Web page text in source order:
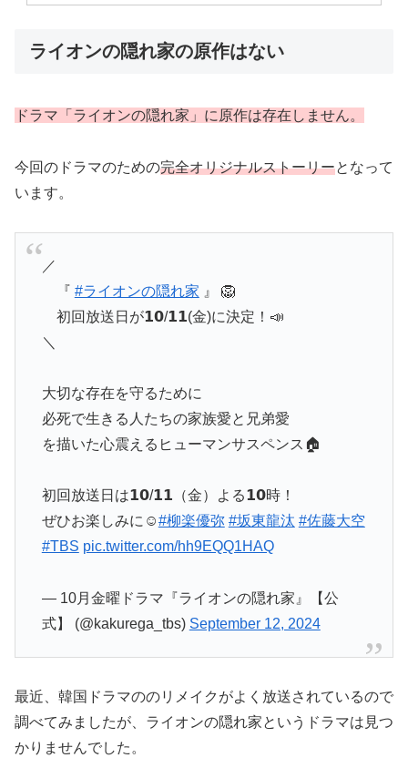
ライオンの隠れ家の原作はない
ドラマ「ライオンの隠れ家」に原作は存在しません。
今回のドラマのための完全オリジナルストーリーとなって
います。
／
『 #ライオンの隠れ家 』 🦁
初回放送日が𝟭𝟬/𝟭𝟭(金)に決定！📣
＼
大切な存在を守るために
必死で生きる人たちの家族愛と兄弟愛
を描いた心震えるヒューマンサスペンス🏠
初回放送日は𝟭𝟬/𝟭𝟭（金）よる𝟭𝟬時！
ぜひお楽しみに☺️#柳楽優弥 #坂東龍汰 #佐藤大空
#TBS pic.twitter.com/hh9EQQ1HAQ
— 10月金曜ドラマ『ライオンの隠れ家』【公
式】 (@kakurega_tbs) September 12, 2024
最近、韓国ドラマののリメイクがよく放送されているので
調べてみましたが、ライオンの隠れ家というドラマは見つ
かりませんでした。